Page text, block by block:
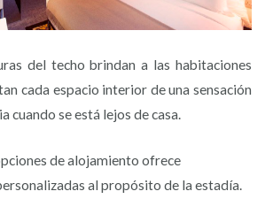
del techo brindan a las habitaciones
cada espacio interior de una sensación
cuando se está lejos de casa.
de alojamiento ofrece
al propósito de la estadía.